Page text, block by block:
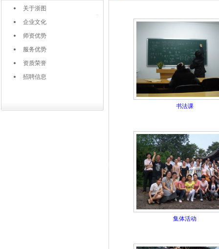
关于浙图
企业文化
师资优势
服务优势
资质荣誉
招聘信息
书法课
集体活动